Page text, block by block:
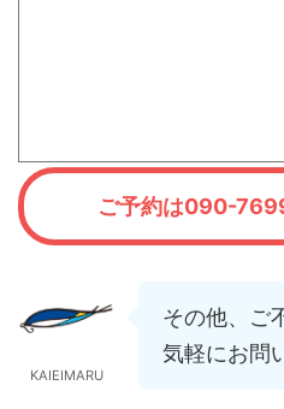
ご予約は090-
KAIEIMARU
その他、ご
気軽にお問